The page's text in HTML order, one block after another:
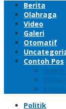
Berita
Olahraga
Video
Galeri
Otomatif
Contoh Pos
Galeri
Video
Politik